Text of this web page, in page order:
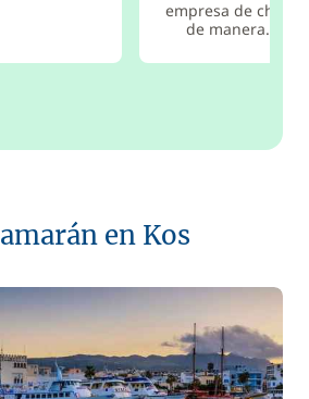
empresa de
de manera...
en Kos